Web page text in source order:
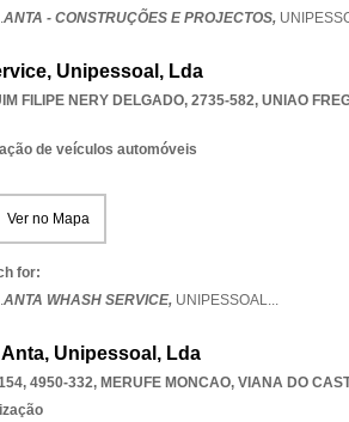
ANTA - CONSTRUÇÕES E PROJECTOS,
Unipessoal, Lda
FILIPE NERY DELGADO, 2735-582, UNIAO
de veículos automóveis
Ver no Mapa
for:
ANTA WHASH SERVICE, UNIPESSOAL...
Unipessoal, Lda
4950-332, MERUFE MONCAO, VIANA DO